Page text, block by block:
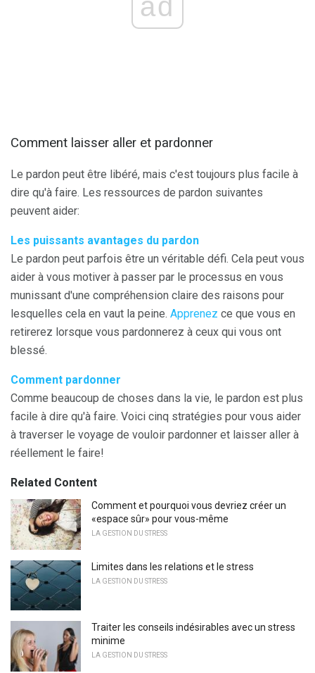
ad
Comment laisser aller et pardonner
Le pardon peut être libéré, mais c'est toujours plus facile à
dire qu'à faire. Les ressources de pardon suivantes
peuvent aider:
Les puissants avantages du pardon
Le pardon peut parfois être un véritable défi. Cela peut vous
aider à vous motiver à passer par le processus en vous
munissant d'une compréhension claire des raisons pour
lesquelles cela en vaut la peine. Apprenez ce que vous en
retirerez lorsque vous pardonnerez à ceux qui vous ont
blessé.
Comment pardonner
Comme beaucoup de choses dans la vie, le pardon est plus
facile à dire qu'à faire. Voici cinq stratégies pour vous aider
à traverser le voyage de vouloir pardonner et laisser aller à
réellement le faire!
Related Content
Comment et pourquoi vous devriez créer un
«espace sûr» pour vous-même
LA GESTION DU STRESS
Limites dans les relations et le stress
LA GESTION DU STRESS
Traiter les conseils indésirables avec un stress
minime
LA GESTION DU STRESS